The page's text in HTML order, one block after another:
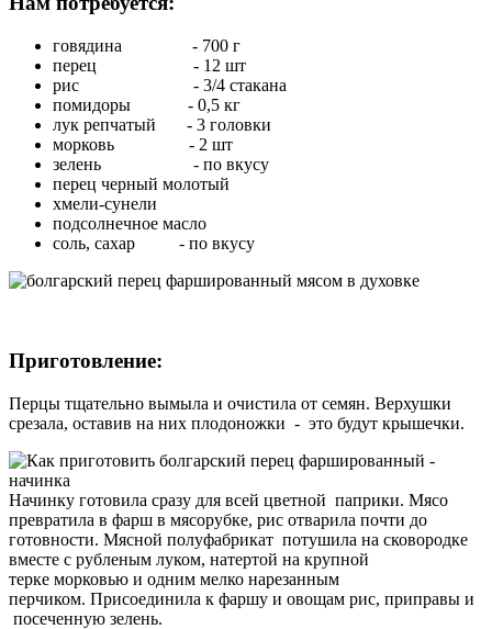
говядина - 700 г
перец - 12 шт
рис - 3/4 стакана
помидоры - 0,5 кг
лук репчатый - 3 головки
морковь - 2 шт
зелень - по вкусу
перец черный молотый
хмели-сунели
подсолнечное масло
соль, сахар - по вкусу
Приготовление:
Перцы тщательно вымыла и очистила от семян. Верхушки
срезала, оставив на них плодоножки - это будут крышечки.
Начинку готовила сразу для всей цветной паприки. Мясо
превратила в фарш в мясорубке, рис отварила почти до
готовности. Мясной полуфабрикат потушила на сковородке
вместе с рубленым луком, натертой на крупной
терке морковью и одним мелко нарезанным
перчиком. Присоединила к фаршу и овощам рис, приправы и
посеченную зелень.